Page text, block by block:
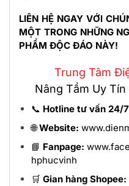
LIÊN HỆ NGAY VỚI
MỘT TRONG NHỮNG
PHẨM ĐỘC ĐÁO NÀY!
Trung Tâm
Nâng Tầm Uy
📞 Hotline tư vấn 24/
🌐Website:
📘 Fanpage:
hphucvinh
🛒 Gian hàng Shopee: